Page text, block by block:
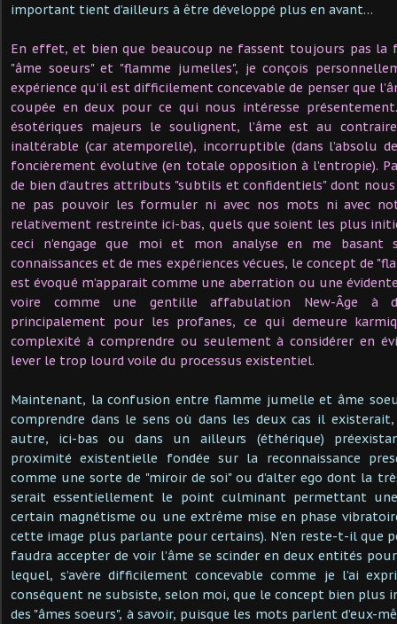
important tient d’ailleurs à être développé plus en avant…
En effet, et bien que beaucoup ne fassent toujours pas la
"âme soeurs" et "flamme jumelles", je conçois
expérience qu’il est difficilement concevable de penser que
coupée en deux pour ce qui nous intéresse
ésotériques majeurs le soulignent, l’âme est au
inaltérable (car atemporelle), incorruptible (dans l’absolu
foncièrement évolutive (en totale opposition à l’entropie).
de bien d’autres attributs "subtils et confidentiels" dont
ne pas pouvoir les formuler ni avec nos mots ni avec
relativement restreinte ici-bas, quels que soient les plus
ceci n’engage que moi et mon analyse en me basant
connaissances et de mes expériences vécues, le concept de
est évoqué m’apparait comme une aberration ou une
voire comme une gentille affabulation New-Âge à
principalement pour les profanes, ce qui demeure
complexité à comprendre ou seulement à considérer en
lever le trop lourd voile du processus existentiel.
Maintenant, la confusion entre flamme jumelle et âme
comprendre dans le sens où dans les deux cas il
autre, ici-bas ou dans un ailleurs (éthérique)
proximité existentielle fondée sur la reconnaissance
comme une sorte de "miroir de soi" ou d’alter ego dont la
serait essentiellement le point culminant permettant
certain magnétisme ou une extrême mise en phase
cette image plus parlante pour certains). N’en reste-t-il que
faudra accepter de voir l’âme se scinder en deux entités
lequel, s’avère difficilement concevable comme je l’ai
conséquent ne subsiste, selon moi, que le concept bien plus
des "âmes soeurs", à savoir, puisque les mots parlent d’eux-